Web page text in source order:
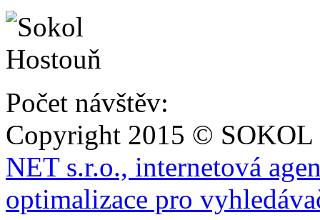
Počet návštěv:
Copyright 2015 ©
NET s.r.o., internetová
optimalizace pro